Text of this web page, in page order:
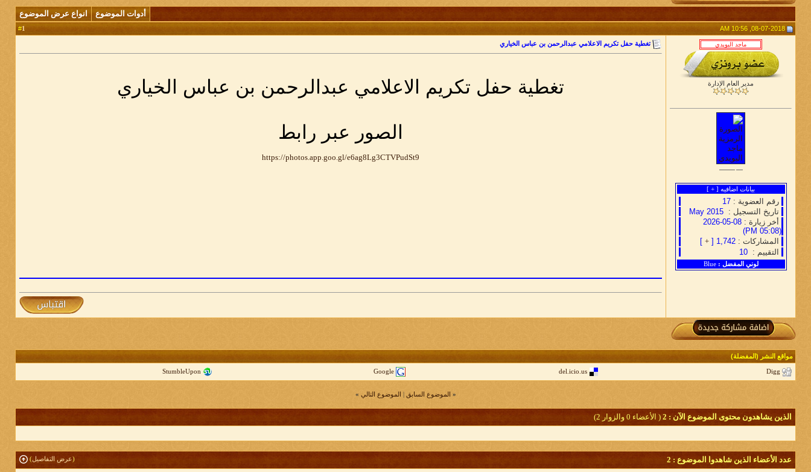
أدوات الموضوع انواع عرض الموضوع
1
مدير العام الإدارة
بيانات اضافيه [ +
]
رقم العضوية : 17
تاريخ التسجيل :May 2015
أخر زيارة :
08-05-2026
(05:08 PM)
المشاركات : 1,742 [
+
]
التقييم :10
لوني المفضل :Blue
تغطية حفل تكريم الاعلامي عبدالرحمن بن عباس الخياري
تغطية حفل تكريم الاعلامي عبدالرحمن بن عباس الخياري
الصور عبر رابط
https://photos.app.goo.gl/e6ag8Lg3CTVPudSt9
مواقع النشر (المفضلة)
Digg
del.icio.us
Google
StumbleUpon
« الموضوع السابق | الموضوع التالي »
الذين يشاهدون محتوى الموضوع الآن : 2 ( الأعضاء 0 والزوار 2)
(عرض التفاصيل) عدد الأعضاء الذين شاهدوا الموضوع : 2